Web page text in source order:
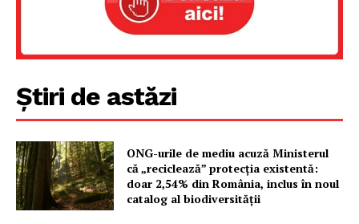
PRESShub
Despre noi / Echipa
Proiecte editoriale
Contact
Știri de astăzi
ONG-urile de mediu acuză Ministerul
că „reciclează” protecția existentă:
doar 2,54% din România, inclus în noul
catalog al biodiversității